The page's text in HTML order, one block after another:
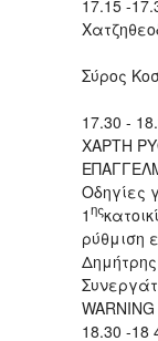
17.15 -
Σύρος
17.30 -
ΧΑΡΤΗ
Οδηγίες
1ης
ρύθμιση
18.30 -